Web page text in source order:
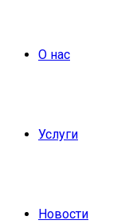
О нас
Услуги
Новости